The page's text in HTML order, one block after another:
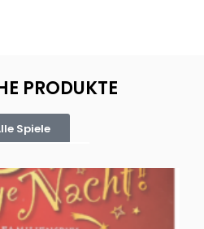
PRODUKTE
Spiele